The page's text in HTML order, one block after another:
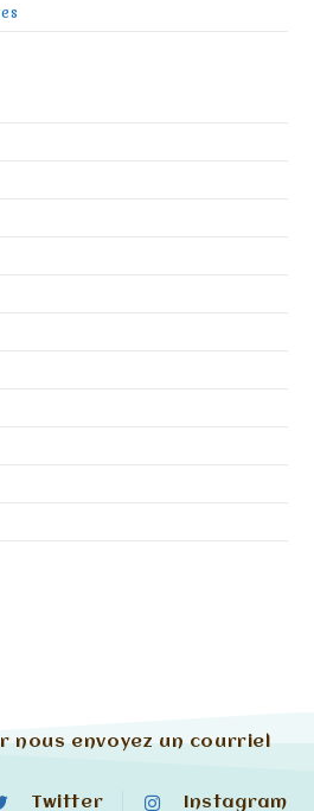
nous envoyez un courriel
Twitter Instagram